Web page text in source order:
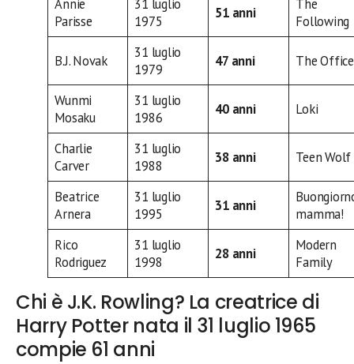
Annie
Parisse
31 luglio
1975
51 anni
The
Following
B.J. Novak
31 luglio
1979
47 anni The Office
Wunmi
Mosaku
31 luglio
1986
40 anni Loki
Charlie
Carver
31 luglio
1988
38 anni Teen Wolf
Beatrice
Arnera
31 luglio
1995
31 anni
mamma!
Rico
Rodriguez
31 luglio
1998
28 anni
Modern
Family
Chi è J.K. Rowling? La creatrice di
Harry Potter nata il 31 luglio 1965
compie 61 anni